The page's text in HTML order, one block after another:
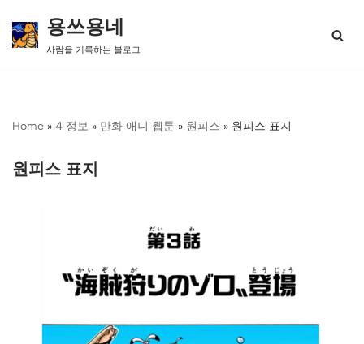
콘
너
용쓰용네
사람을 기록하는 블로그
Home » 4 정보 » 만화 애니 웹툰 » 원피스 » 원피스 표지
원피스 표지